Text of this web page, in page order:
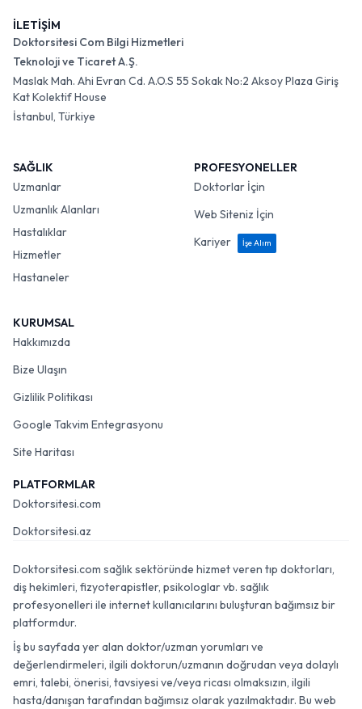
İLETİŞİM
Doktorsitesi Com Bilgi Hizmetleri
Teknoloji ve Ticaret A.Ş.
Maslak Mah. Ahi Evran Cd. A.O.S 55 Sokak No:2 Aksoy Plaza Giriş
Kat Kolektif House
İstanbul, Türkiye
SAĞLIK
Uzmanlar
Uzmanlık Alanları
Hastalıklar
Hizmetler
Hastaneler
PROFESYONELLER
Doktorlar İçin
Web Siteniz İçin
Kariyer
İşe Alım
KURUMSAL
Hakkımızda
Bize Ulaşın
Gizlilik Politikası
Google Takvim Entegrasyonu
Site Haritası
PLATFORMLAR
Doktorsitesi.com
Doktorsitesi.az
Doktorsitesi.com sağlık sektöründe hizmet veren tıp doktorları,
diş hekimleri, fizyoterapistler, psikologlar vb. sağlık
profesyonelleri ile internet kullanıcılarını buluşturan bağımsız bir
platformdur.
İş bu sayfada yer alan doktor/uzman yorumları ve
değerlendirmeleri, ilgili doktorun/uzmanın doğrudan veya dolaylı
emri, talebi, önerisi, tavsiyesi ve/veya ricası olmaksızın, ilgili
hasta/danışan tarafından bağımsız olarak yazılmaktadır. Bu web